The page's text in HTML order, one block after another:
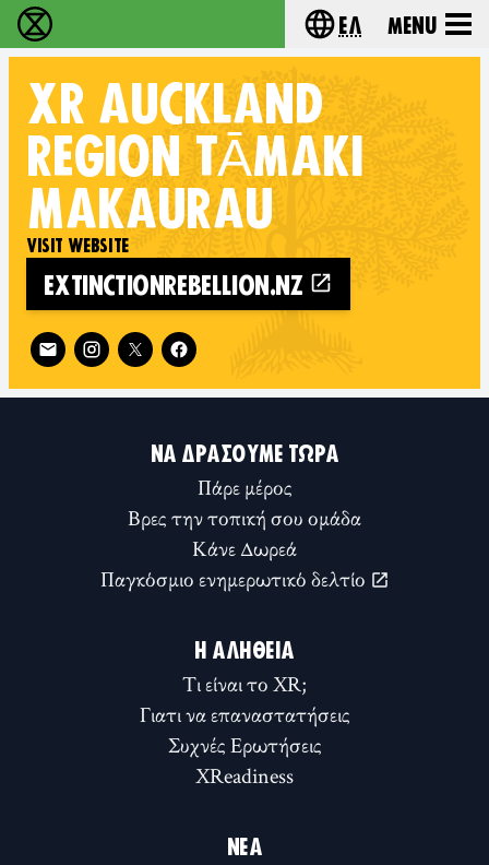
Extinction Rebellion - Home Choose your
Ελ Menu
XR AUCKLAND
REGION TĀMAKI
MAKAURAU
VISIT WEBSITE
EXTINCTIONREBELLION.NZ
Follow XR Auckland Region Tāmaki Makaurau on
ΝΑ ΔΡΆΣΟΥΜΕ ΤΏΡΑ
Πάρε μέρος
Βρες την τοπική σου ομάδα
Κάνε Δωρεά
Παγκόσμιο ενημερωτικό δελτίο
Η ΑΛΉΘΕΙΑ
Τι είναι το XR;
Γιατι να επαναστατήσεις
Συχνές Ερωτήσεις
XReadiness
ΝΈΑ